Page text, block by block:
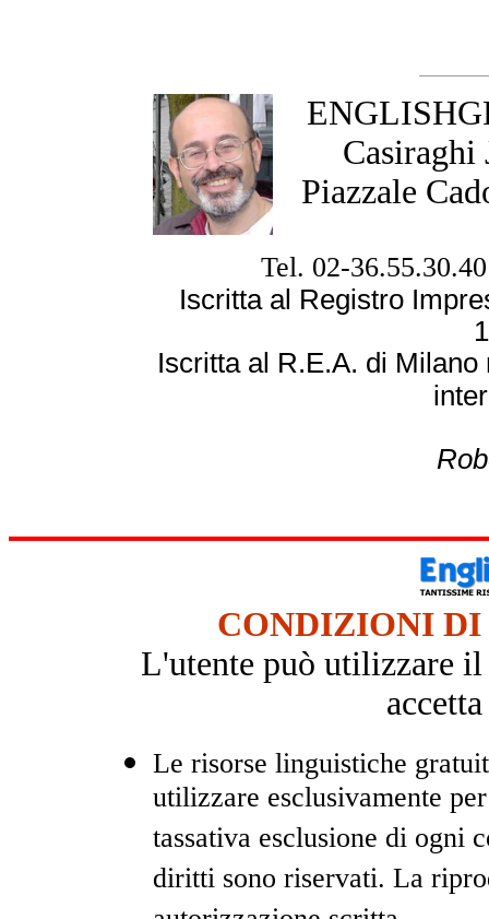
Casiraghi
Piazzale
Tel. 02-
Iscritta al Registro
Iscritta al R.E.A. di
CONDIZIONI DI
L'utente può utilizzare il
Le risorse linguistiche
utilizzare esclusivamente
tassativa esclusione di ogni
diritti sono riservati. La